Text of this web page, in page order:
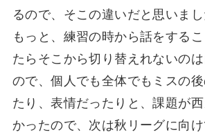
るので、そこの違いだと思いまし
もっと、練習の時から話をする
たらそこから切り替えれないの
ので、個人でも全体でもミスの
たり、表情だったりと、課題が
かったので、次は秋リーグに向